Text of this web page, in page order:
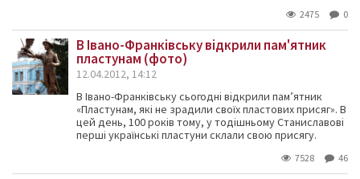
2475 0
В Івано-Франківську відкрили пам'ятник
пластунам (фото)
12.04.2012, 14:12
В Івано-Франківську сьогодні відкрили пам’ятник
«Пластунам, які не зрадили своїх пластових присяг». В
цей день, 100 років тому, у тодішньому Станиславові
перші українські пластуни склали свою присягу.
7528 46